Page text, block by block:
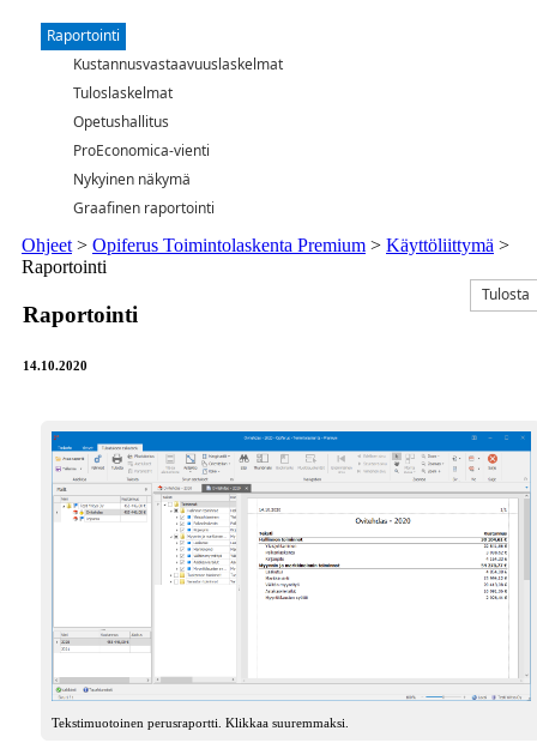
Raportointi
Kustannusvastaavuuslaskelmat
Tuloslaskelmat
Opetushallitus
ProEconomica-vienti
Nykyinen näkymä
Graafinen raportointi
Ohjeet > Opiferus Toimintolaskenta Premium > Käyttöliittymä >
Raportointi
Raportointi
14.10.2020
Tulosta
Tekstimuotoinen perusraportti. Klikkaa suuremmaksi.